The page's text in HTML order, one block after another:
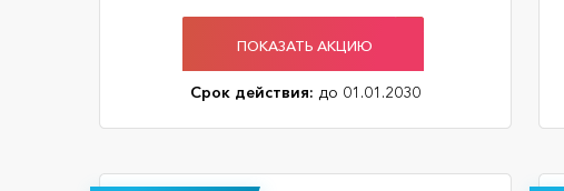
ПОКАЗАТЬ АКЦИЮ
Срок действия: до 01.01.2030